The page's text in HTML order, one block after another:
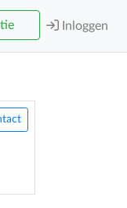
Inloggen